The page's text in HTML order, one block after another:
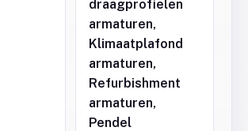
draagprofielen
armaturen,
Klimaatplafond
armaturen,
Refurbishment
armaturen,
Pendel